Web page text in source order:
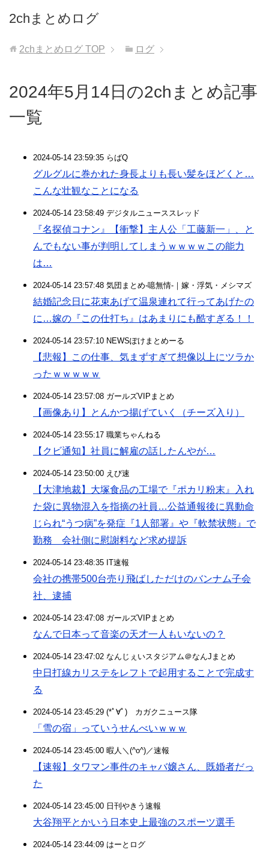
2chまとめログ
2chまとめログ TOP ログ
2024年5月14日の2chまとめ記事
一覧
2024-05-14 23:59:35 らばQ
グルグルに巻かれた身長よりも長い髪をほどくと…
こんな壮観なことになる
2024-05-14 23:58:49 デジタルニューススレッド
『名探偵コナン』【衝撃】主人公「工藤新一」、と
んでもない事が判明してしまうｗｗｗｗこの能力
は…
2024-05-14 23:57:48 気団まとめ-噫無情-｜嫁・浮気・メシマズ
結婚記念日に花束あげて温泉連れて行ってあげたの
に…嫁の『この仕打ち』はあまりにも酷すぎる！！
2024-05-14 23:57:10 NEWSぽけまとめーる
【悲報】この仕事、気まずすぎて想像以上にツラか
ったｗｗｗｗｗ
2024-05-14 23:57:08 ガールズVIPまとめ
【画像あり】とんかつ揚げていく（チーズ入り）
2024-05-14 23:55:17 職業ちゃんねる
【クビ通知】社員に解雇の話したんやが…
2024-05-14 23:50:00 えび速
【大津地裁】大塚食品の工場で『ポカリ粉末』入れ
た袋に異物混入を指摘の社員…公益通報後に異動命
じられ“うつ病”を発症『1人部署』や『軟禁状態』で
勤務 会社側に慰謝料など求め提訴
2024-05-14 23:48:35 IT速報
会社の携帯500台売り飛ばしただけのバンナム子会
社、逮捕
2024-05-14 23:47:08 ガールズVIPまとめ
なんで日本って音楽の天才一人もいないの？
2024-05-14 23:47:02 なんじぇいスタジアム＠なんJまとめ
中日打線カリステをレフトで起用することで完成す
る
2024-05-14 23:45:29 (*ﾟ∀ﾟ)ゞカガクニュース隊
「雪の宿」っていうせんべいｗｗｗ
2024-05-14 23:45:00 暇人＼(^o^)／速報
【速報】タワマン事件のキャバ嬢さん、既婚者だっ
た
2024-05-14 23:45:00 日刊やきう速報
大谷翔平とかいう日本史上最強のスポーツ選手
2024-05-14 23:44:09 はーとログ